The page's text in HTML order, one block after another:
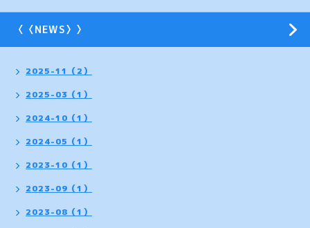
〈〈NEWS〉〉
2025-11（2）
2025-03（1）
2024-10（1）
2024-05（1）
2023-10（1）
2023-09（1）
2023-08（1）